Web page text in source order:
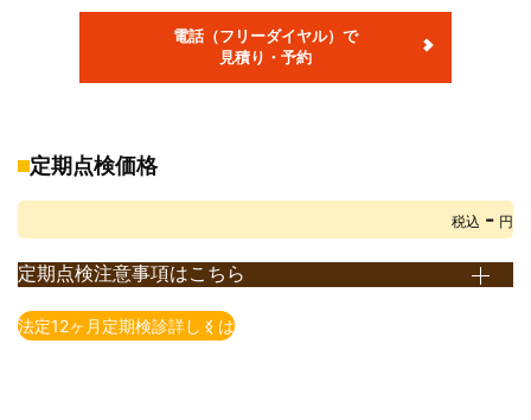
※自賠責保険料金は、軽自動車・乗用車24ヶ月、小型貨物車12ヶ
※部品交換が必要な場合、部品代・交換料金が別途発生します。
エコカー減税対象車の重量税額は上記額より減額されます。
現在の税額となります)
※自賠責保険料は2023年4月1日現在の保険料となります。
※印紙代は2026年4月1日現在の料金となります。
電話（フリーダイヤル）で
見積り・予約
定期点検価格
税込 - 円
定期点検注意事項はこちら
は、使用用途や車種によって異なります。
法定12ヶ月定期検診詳しくは